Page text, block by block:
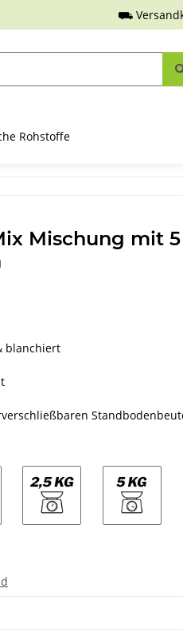
⛟
Rohstoffe
Mischung mit 5
blanchiert